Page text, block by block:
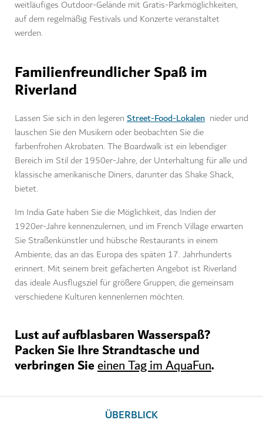
weitläufiges Outdoor-Gelände mit Gratis-Parkmöglichkeiten,
auf dem regelmäßig Festivals und Konzerte veranstaltet
werden.
Familienfreundlicher Spaß im
Riverland
Lassen Sie sich in den legeren Street-Food-Lokalen nieder und
lauschen Sie den Musikern oder beobachten Sie die
farbenfrohen Akrobaten. The Boardwalk ist ein lebendiger
Bereich im Stil der 1950er-Jahre, der Unterhaltung für alle und
klassische amerikanische Diners, darunter das Shake Shack,
bietet.
Im India Gate haben Sie die Möglichkeit, das Indien der
1920er-Jahre kennenzulernen, und im French Village erwarten
Sie Straßenkünstler und hübsche Restaurants in einem
Ambiente, das an das Europa des späten 17. Jahrhunderts
erinnert. Mit seinem breit gefächerten Angebot ist Riverland
das ideale Ausflugsziel für größere Gruppen, die gemeinsam
verschiedene Kulturen kennenlernen möchten.
Lust auf aufblasbaren Wasserspaß?
Packen Sie Ihre Strandtasche und
verbringen Sieeinen Tag im AquaFun.
ÜBERBLICK